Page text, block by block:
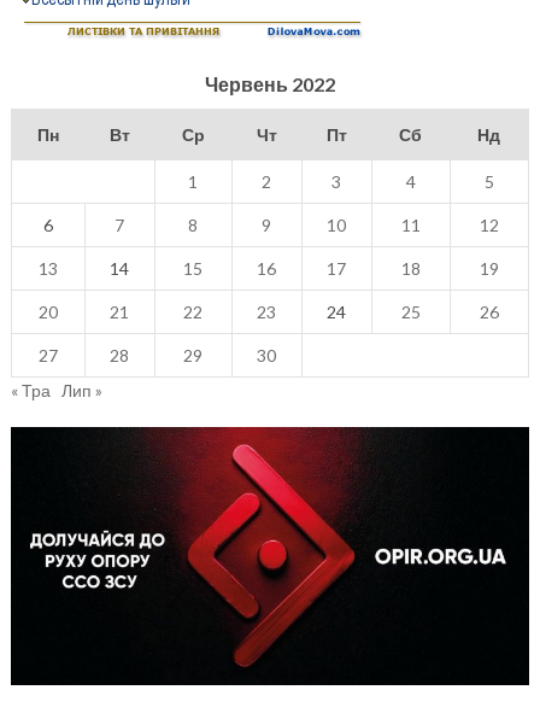
Червень 2022
Пн Вт Ср Чт Пт Сб Нд
1 2 3 4 5
6 7 8 9 10 11 12
13 14 15 16 17 18 19
20 21 22 23 24 25 26
27 28 29
30
« Тра
Лип »